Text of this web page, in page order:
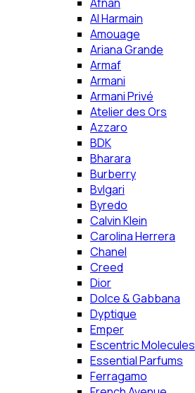
Al Harmain
Amouage
Ariana Grande
Armaf
Armani
Armani Privé
Atelier des Ors
Azzaro
BDK
Bharara
Burberry
Bvlgari
Byredo
Calvin Klein
Carolina Herrera
Chanel
Creed
Dior
Dolce & Gabbana
Dyptique
Emper
Escentric Molecules
Essential Parfums
Ferragamo